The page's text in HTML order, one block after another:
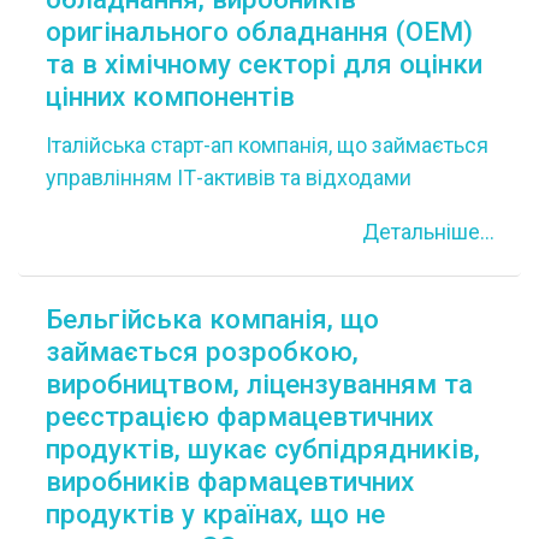
Партнеры будут действовать в
соответствии с соглашением о техническом
сотрудничестве. Этот запрос является
частью программы задач открытых
инноваций.
оригінального обладнання (OEM)
та в хімічному секторі для оцінки
цінних компонентів
Італійська старт-ап компанія, що займається
управлінням ІТ-активів та відходами
(WEEE), шукає технічних партнерів у
виробництві електронного обладнання,
виробників оригінального обладнання (OEM)
та в хімічному секторі для оцінки цінних
компонентів. та видобутків вторинної
сировини. Потенційні види співпраці:
комерційна угода з технічною допомогою та
угода про технічну/дослідницьку співпрацю.
Італійська компанія шукає наступні
Детальніше...
Бельгійська компанія, що
займається розробкою,
виробництвом, ліцензуванням та
реєстрацією фармацевтичних
продуктів, шукає субпідрядників,
виробників фармацевтичних
продуктів у країнах, що не